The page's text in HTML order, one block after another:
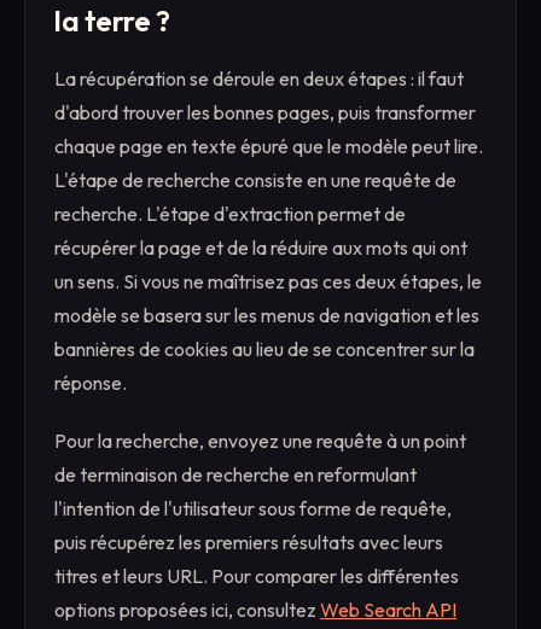
la terre ?
La récupération se déroule en deux étapes : il faut
d'abord trouver les bonnes pages, puis transformer
chaque page en texte épuré que le modèle peut lire.
L'étape de recherche consiste en une requête de
recherche. L'étape d'extraction permet de
récupérer la page et de la réduire aux mots qui ont
un sens. Si vous ne maîtrisez pas ces deux étapes, le
modèle se basera sur les menus de navigation et les
bannières de cookies au lieu de se concentrer sur la
réponse.
Pour la recherche, envoyez une requête à un point
de terminaison de recherche en reformulant
l'intention de l'utilisateur sous forme de requête,
puis récupérez les premiers résultats avec leurs
titres et leurs URL. Pour comparer les différentes
options proposées ici, consultez Web Search API